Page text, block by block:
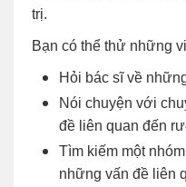
trị.
Bạn có thể thử những
Hỏi bác sĩ về
Nói chuyện với
đề liên quan đến
Tìm kiếm một
những vấn đề liên